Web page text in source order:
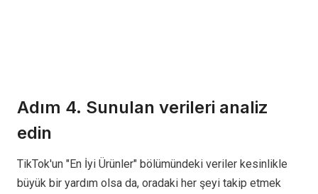
Adım 4. Sunulan verileri analiz
edin
TikTok'un "En İyi Ürünler" bölümündeki veriler kesinlikle
büyük bir yardım olsa da, oradaki her şeyi takip etmek